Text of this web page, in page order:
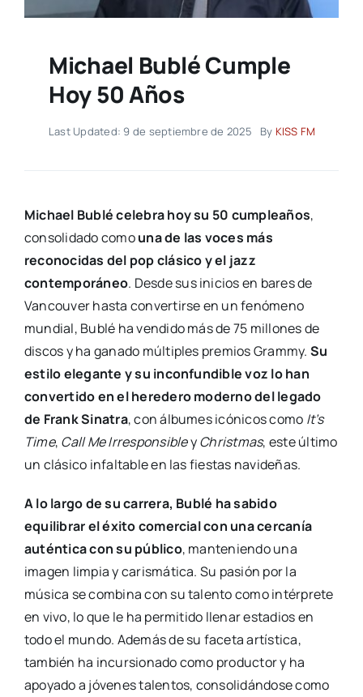
Michael Bublé Cumple
Hoy 50 Años
Last Updated: 9 de septiembre de 2025 By KISS FM
Michael Bublé celebra hoy su 50 cumpleaños,
consolidado comouna de las voces más
reconocidas del pop clásico y el jazz
contemporáneo. Desde sus inicios en bares de
Vancouver hasta convertirse en un fenómeno
mundial, Bublé ha vendido más de 75 millones de
discos y ha ganado múltiples premios Grammy. Su
estilo elegante y su inconfundible voz lo han
convertido en el heredero moderno del legado
de Frank Sinatra, con álbumes icónicos como It’s
Time, Call Me IrresponsibleyChristmas, este último
un clásico infaltable en las fiestas navideñas.
A lo largo de su carrera, Bublé ha sabido
equilibrar el éxito comercial con una cercanía
auténtica con su público, manteniendo una
imagen limpia y carismática. Su pasión por la
música se combina con su talento como intérprete
en vivo, lo que le ha permitido llenar estadios en
todo el mundo. Además de su faceta artística,
también ha incursionado como productor y ha
apoyado a jóvenes talentos, consolidándose como